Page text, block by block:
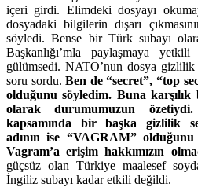
içeri girdi. Elimdeki dosyayı
dosyadaki bilgilerin dışarı
söyledi. Bense bir Türk subayı
Başkanlığı’mla paylaşmaya
gülümsedi. NATO’nun dosya
soru sordu. Ben de “secret”, “top
olduğunu söyledim. Buna
olarak durumumuzun
kapsamında bir başka gizlilik
adının ise “VAGRAM”
Vagram’a erişim hakkımızın
güçsüz olan Türkiye maalesef
İngiliz subayı kadar etkili değildi.